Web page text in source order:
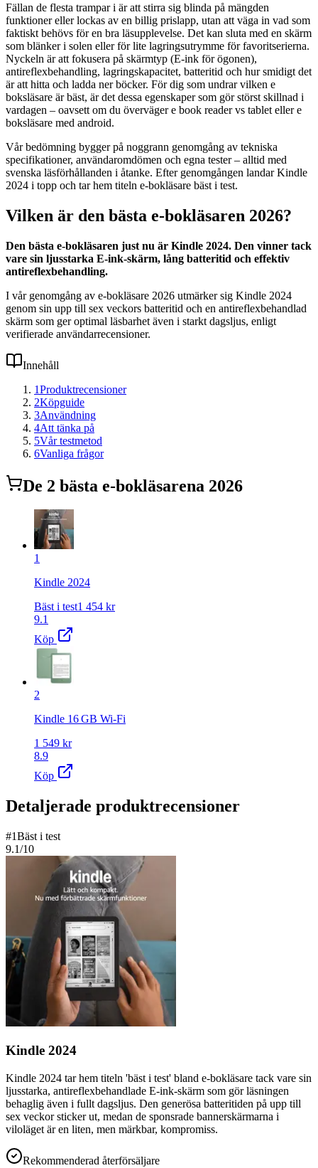
Fällan de flesta trampar i är att stirra sig blinda på mängden
funktioner eller lockas av en billig prislapp, utan att väga in vad som
faktiskt behövs för en bra läsupplevelse. Det kan sluta med en skärm
som blänker i solen eller för lite lagringsutrymme för favoritserierna.
Nyckeln är att fokusera på skärmtyp (E-ink för ögonen),
antireflexbehandling, lagringskapacitet, batteritid och hur smidigt det
är att hitta och ladda ner böcker. För dig som undrar vilken e
boksläsare är bäst, är det dessa egenskaper som gör störst skillnad i
vardagen – oavsett om du överväger e book reader vs tablet eller e
boksläsare med android.
Vår bedömning bygger på noggrann genomgång av tekniska
specifikationer, användaromdömen och egna tester – alltid med
svenska läsförhållanden i åtanke. Efter genomgången landar Kindle
2024 i topp och tar hem titeln e-bokläsare bäst i test.
Vilken är den bästa e-bokläsaren 2026?
Den bästa e-bokläsaren just nu är Kindle 2024. Den vinner tack
vare sin ljusstarka E-ink-skärm, lång batteritid och effektiv
antireflexbehandling.
I vår genomgång av e-bokläsare 2026 utmärker sig Kindle 2024
genom sin upp till sex veckors batteritid och en antireflexbehandlad
skärm som ger optimal läsbarhet även i starkt dagsljus, enligt
verifierade användarrecensioner.
Innehåll
1Produktrecensioner
2Köpguide
3Användning
4Att tänka på
5Vår testmetod
6Vanliga frågor
De 2 bästa e-bokläsarena 2026
1
Kindle 2024
Bäst i test1 454 kr
9.1
Köp
2
Kindle 16 GB Wi-Fi
1 549 kr
8.9
Köp
Detaljerade produktrecensioner
#1Bäst i test
9.1/10
Kindle 2024
Kindle 2024 tar hem titeln 'bäst i test' bland e-bokläsare tack vare sin
ljusstarka, antireflexbehandlade E-ink-skärm som gör läsningen
behaglig även i fullt dagsljus. Den generösa batteritiden på upp till
sex veckor sticker ut, medan de sponsrade bannerskärmarna i
viloläget är en liten, men märkbar, kompromiss.
Rekommenderad återförsäljare